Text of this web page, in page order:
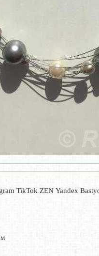
TikTok ZEN Yandex